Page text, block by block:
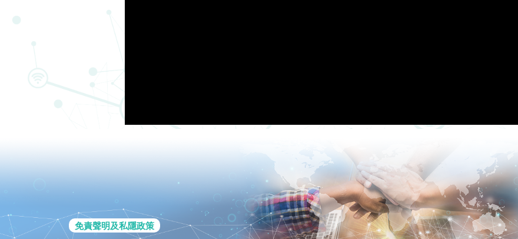
免責聲明及私隱政策